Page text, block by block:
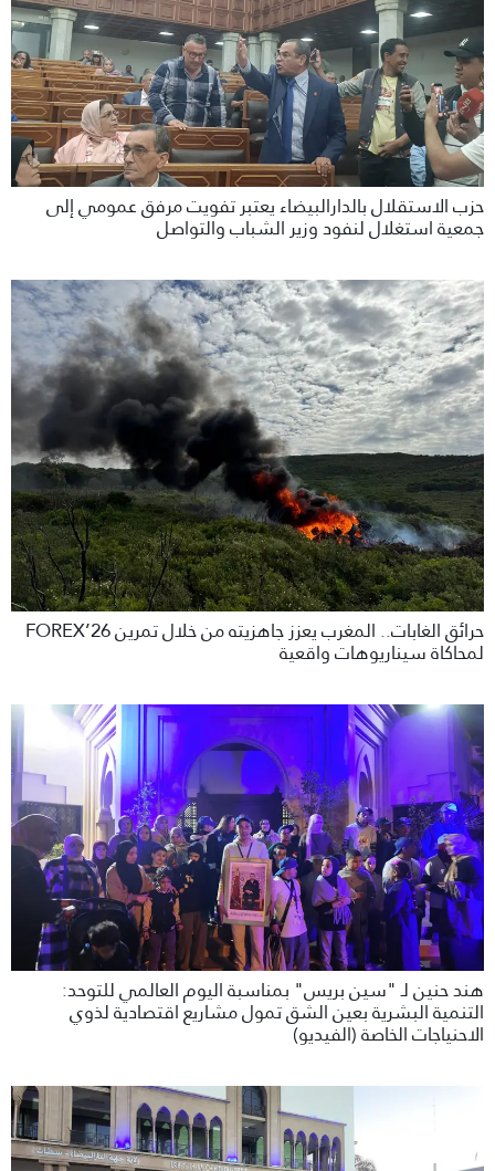
حزب الاستقلال بالدارالبيضاء يعتبر تفويت مرفق عمومي إلى
جمعية استغلال لنفود وزير الشباب والتواصل
حرائق الغابات.. المغرب يعزز جاهزيته من خلال تمرين FOREX’26
لمحاكاة سيناريوهات واقعية
هند حنين لـ "سين بريس" بمناسبة اليوم العالمي للتوحد:
التنمية البشرية بعين الشق تمول مشاريع اقتصادية لذوي
الاحنياجات الخاصة (الفيديو)